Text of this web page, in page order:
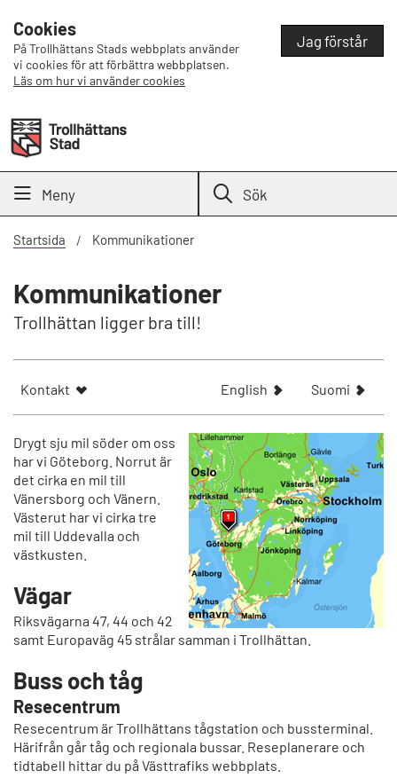
Cookies
På Trollhättans Stads webbplats använder
vi cookies för att förbättra webbplatsen.
Läs om hur vi använder cookies
Jag förstår
Meny Sök
Startsida Kommunikationer
Kommunikationer
Trollhättan ligger bra till!
Kontakt
S
o
w
t
h
e
a
r
t
i
c
l
e
English
N
y
ä
a
r
t
i
k
Suomi
Drygt sju mil söder om oss
har vi Göteborg. Norrut är
det cirka en mil till
Vänersborg och Vänern.
Västerut har vi cirka tre
mil till Uddevalla och
västkusten.
Vägar
Riksvägarna 47, 44 och 42
samt Europaväg 45 strålar samman i Trollhättan.
Buss och tåg
Resecentrum
Resecentrum är Trollhättans tågstation och bussterminal.
Härifrån går tåg och regionala bussar. Reseplanerare och
tidtabell hittar du på Västtrafiks webbplats.